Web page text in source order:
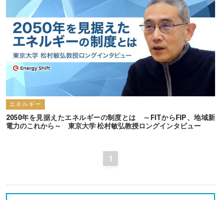
エネルギー
2050年を見据えたエネルギーの制度とは　～FITからFIP、地域新
電力のこれから～　東京大学 松村敏弘教授ロングインタビュー
1